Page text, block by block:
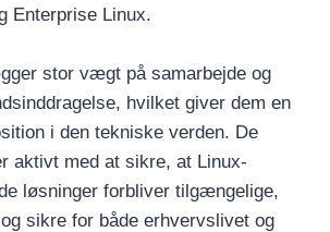
Enterprise Linux.
stor vægt på samarbejde og
hvilket giver dem en
i den tekniske verden. De
aktivt med at sikre, at Linux-
løsninger forbliver tilgængelige,
sikre for både erhvervslivet og